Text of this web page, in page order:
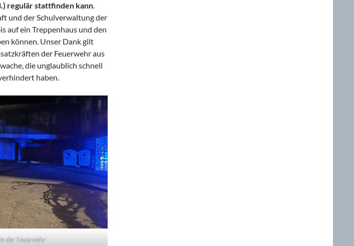
regulär stattfinden kann.
und der Schulverwaltung der
auf ein Treppenhaus und den
können. Unser Dank gilt
der Feuerwehr aus
die unglaublich schnell
haben.
der Feuerwehr